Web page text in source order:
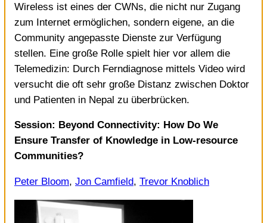
Wireless ist eines der CWNs, die nicht nur Zugang
zum Internet ermöglichen, sondern eigene, an die
Community angepasste Dienste zur Verfügung
stellen. Eine große Rolle spielt hier vor allem die
Telemedizin: Durch Ferndiagnose mittels Video wird
versucht die oft sehr große Distanz zwischen Doktor
und Patienten in Nepal zu überbrücken.
Session: Beyond Connectivity: How Do We
Ensure Transfer of Knowledge in Low-resource
Communities?
Peter Bloom, Jon Camfield, Trevor Knoblich